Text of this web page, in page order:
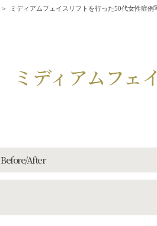
ミディアムフェイスリフトを行った50代女性症例
ミディアムフェ
Before/After